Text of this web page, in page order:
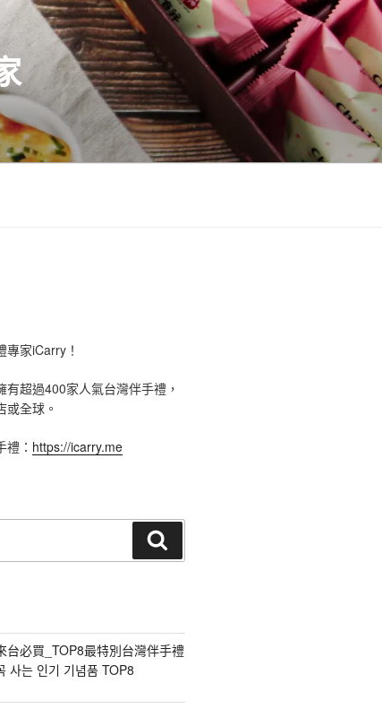
家iCarry！
超過400家人氣台灣伴手禮，
或全球。
： https://icarry.me
尋
台必買_TOP8最特別台灣伴手禮
사는 인기 기념품 TOP8